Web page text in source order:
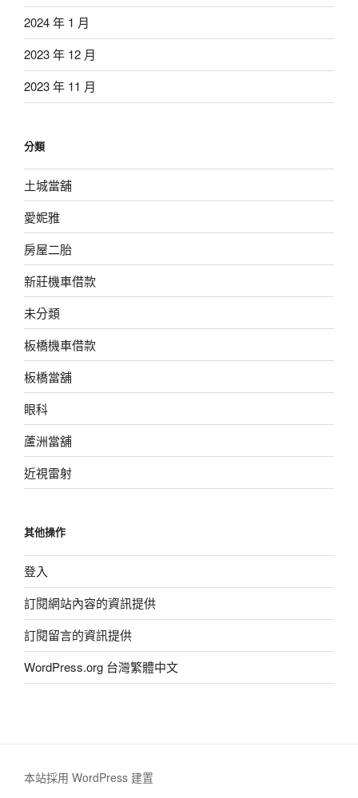
2024 年 1 月
2023 年 12 月
2023 年 11 月
分類
土城當舖
愛妮雅
房屋二胎
新莊機車借款
未分類
板橋機車借款
板橋當舖
眼科
蘆洲當舖
近視雷射
其他操作
登入
訂閱網站內容的資訊提供
訂閱留言的資訊提供
WordPress.org 台灣繁體中文
本站採用 WordPress 建置